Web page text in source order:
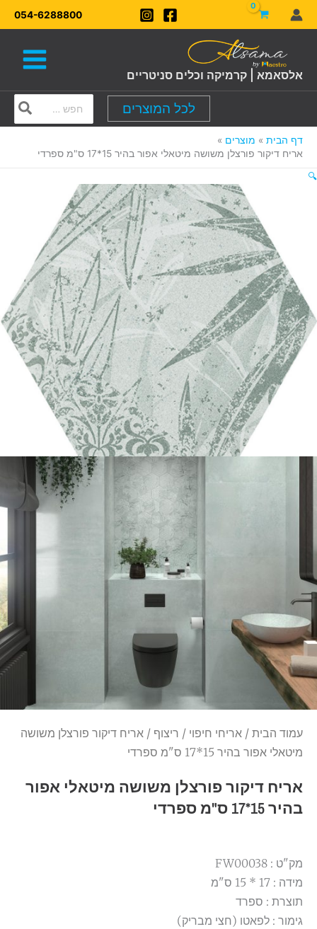
דילוג
לתוכן
054-6288800
אלסאמא | קרמיקה וכלים סניטריים
לכל המוצרים
for:
דף הבית
מוצרים
אריח דיקור פורצלן משושה מיטאלי אפור בהיר 15*17 ס"מ ספרדי
🔍
עמוד הבית / אריחי חיפוי / ריצוף / אריח דיקור פורצלן משושה
מיטאלי אפור בהיר 15*17 ס"מ ספרדי
אריח דיקור פורצלן משושה מיטאלי אפור
בהיר 15*17 ס"מ ספרדי
מק"ט : FW00038
מידה : 17 * 15 ס"מ
תוצרת : ספרד
גימור : לפאטו (חצי מבריק)